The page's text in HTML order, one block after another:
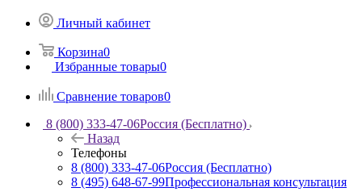
Личный кабинет
Корзина0
Избранные товары0
Сравнение товаров0
8 (800) 333-47-06Россия (Бесплатно)
Назад
Телефоны
8 (800) 333-47-06Россия (Бесплатно)
8 (495) 648-67-99Профессиональная консультация